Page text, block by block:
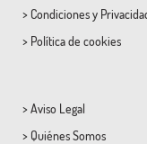
> Condicionesy
> Política de cookies
> Aviso Legal
> Quiénes Somos